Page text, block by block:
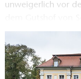
unweigerlich vor
dem Gutshof von
Wirklichkeit
imposante
mitten in der
charakterisieren